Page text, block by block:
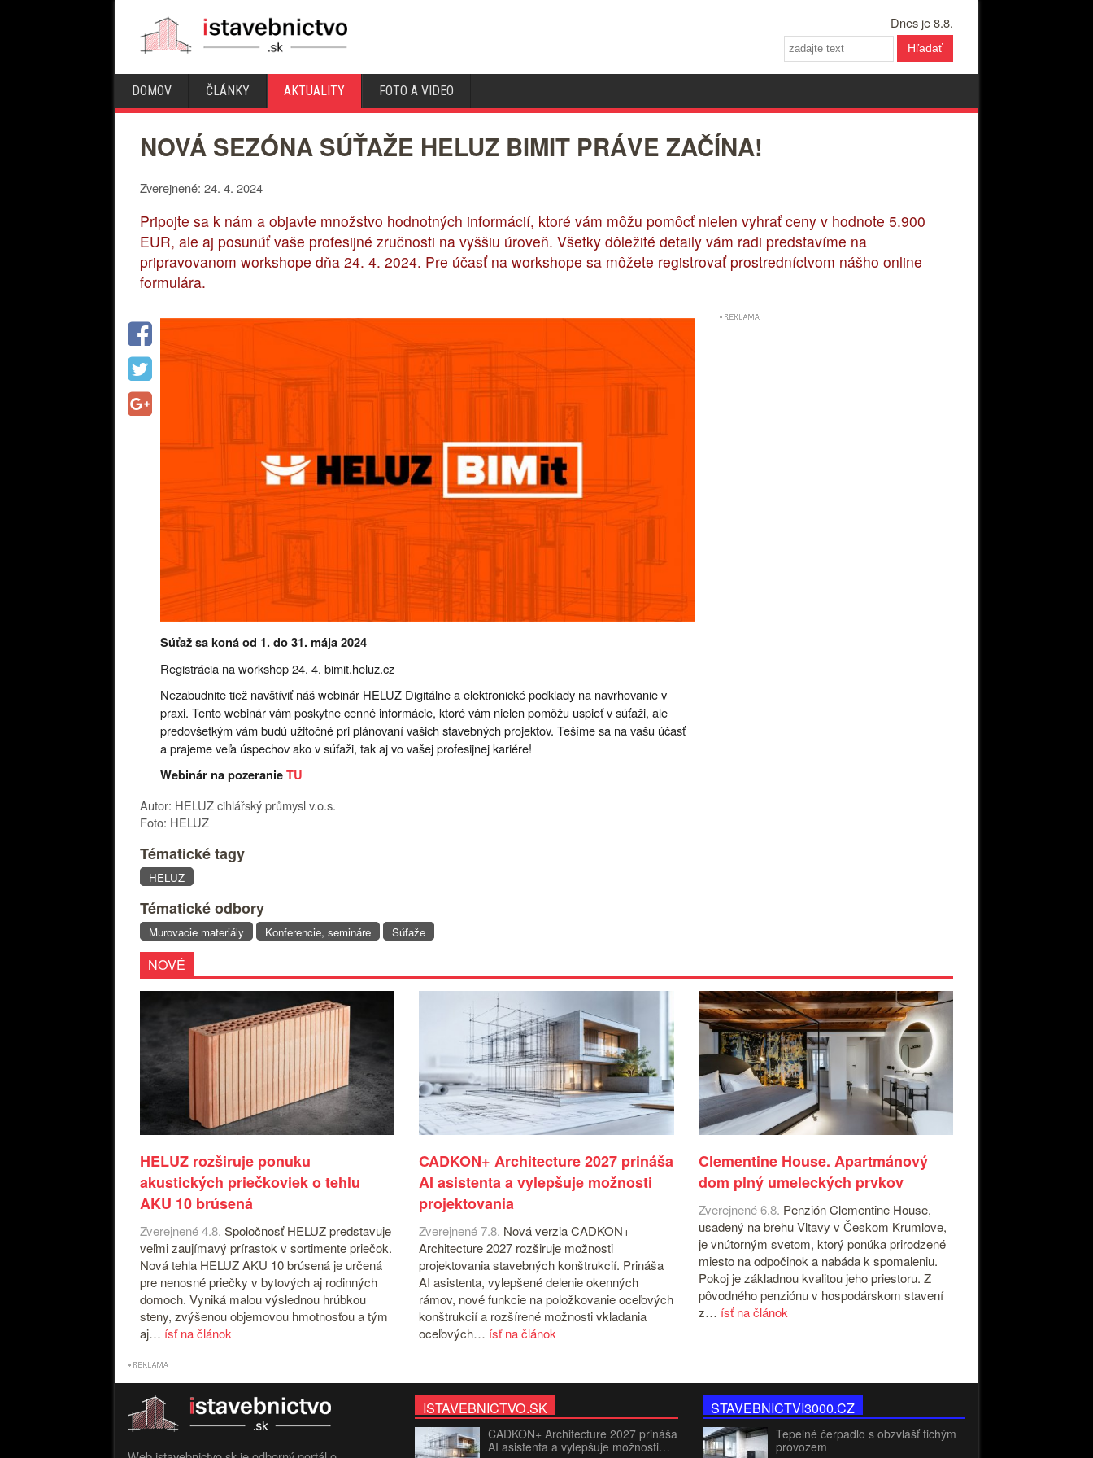
Dnes je 8.8.
Hľadať
DOMOV ČLÁNKY AKTUALITY FOTO A VIDEO
NOVÁ SEZÓNA SÚŤAŽE HELUZ BIMIT PRÁVE ZAČÍNA!
Zverejnené: 24. 4. 2024
Pripojte sa k nám a objavte množstvo hodnotných informácií, ktoré vám môžu pomôcť nielen vyhrať ceny v hodnote 5.900
EUR, ale aj posunúť vaše profesijné zručnosti na vyššiu úroveň. Všetky dôležité detaily vám radi predstavíme na
pripravovanom workshope dňa 24. 4. 2024. Pre účasť na workshope sa môžete registrovať prostredníctvom nášho online
formulára.
Súťaž sa koná od 1. do 31. mája 2024
Registrácia na workshop 24. 4. bimit.heluz.cz
Nezabudnite tiež navštíviť náš webinár HELUZ Digitálne a elektronické podklady na navrhovanie v
praxi. Tento webinár vám poskytne cenné informácie, ktoré vám nielen pomôžu uspieť v súťaži, ale
predovšetkým vám budú užitočné pri plánovaní vašich stavebných projektov. Tešíme sa na vašu účasť
a prajeme veľa úspechov ako v súťaži, tak aj vo vašej profesijnej kariére!
Webinár na pozeranieTU
Autor: HELUZ cihlářský průmysl v.o.s.
Foto: HELUZ
Tématické tagy
HELUZ
Tématické odbory
Murovacie materiály Konferencie, semináre Súťaže
NOVÉ
HELUZ rozširuje ponuku
akustických priečkoviek o tehlu
AKU 10 brúsená
Zverejnené 4.8. Spoločnosť HELUZ predstavuje
veľmi zaujímavý prírastok v sortimente priečok.
Nová tehla HELUZ AKU 10 brúsená je určená
pre nenosné priečky v bytových aj rodinných
domoch. Vyniká malou výslednou hrúbkou
steny, zvýšenou objemovou hmotnosťou a tým
aj… ísť na článok
CADKON+ Architecture 2027 prináša
AI asistenta a vylepšuje možnosti
projektovania
Zverejnené 7.8. Nová verzia CADKON+
Architecture 2027 rozširuje možnosti
projektovania stavebných konštrukcií. Prináša
AI asistenta, vylepšené delenie okenných
rámov, nové funkcie na položkovanie oceľových
konštrukcií a rozšírené možnosti vkladania
oceľových… ísť na článok
Clementine House. Apartmánový
dom plný umeleckých prvkov
Zverejnené 6.8. Penzión Clementine House,
usadený na brehu Vltavy v Českom Krumlove,
je vnútorným svetom, ktorý ponúka prirodzené
miesto na odpočinok a nabáda k spomaleniu.
Pokoj je základnou kvalitou jeho priestoru. Z
pôvodného penziónu v hospodárskom stavení
z… ísť na článok
ISTAVEBNICTVO.SK
CADKON+ Architecture 2027 prináša
AI asistenta a vylepšuje možnosti…
STAVEBNICTVI3000.CZ
Tepelné čerpadlo s obzvlášť tichým
provozem